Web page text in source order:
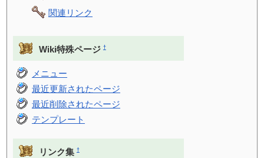
関連リンク
Wiki特殊ページ †
メニュー
最近更新されたページ
最近削除されたページ
テンプレート
リンク集 †